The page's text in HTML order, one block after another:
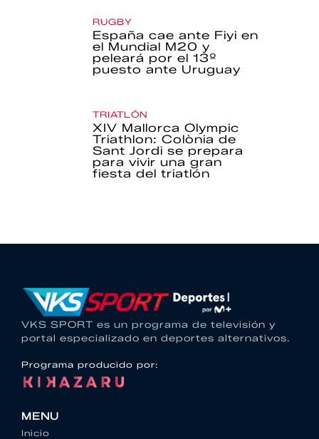
RUGBY
España cae ante Fiyi en
el Mundial M20 y
peleará por el 13º
puesto ante Uruguay
TRIATLÓN
XIV Mallorca Olympic
Triathlon: Colònia de
Sant Jordi se prepara
para vivir una gran
fiesta del triatlón
VKS SPORT es un programa de televisión y
portal especializado en deportes alternativos.
Programa producido por:
MENU
Inicio